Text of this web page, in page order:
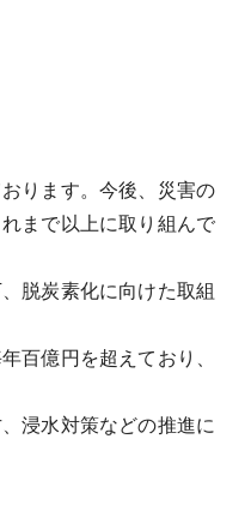
ります。今後、災害の
まで以上に取り組んで
脱炭素化に向けた取組
百億円を超えており、
浸水対策などの推進に